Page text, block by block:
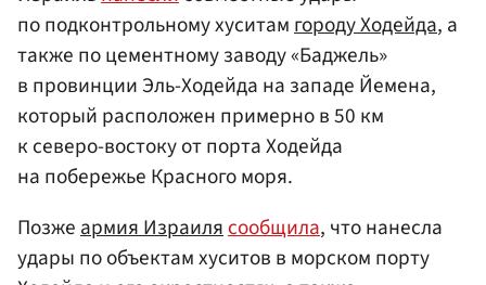
по подконтрольному хуситамгороду Ходейда, а
также по цементному заводу «Баджель»
в провинции Эль-Ходейда на западе Йемена,
который расположен примерно в 50 км
к северо-востоку от порта Ходейда
на побережье Красного моря.
Позжеармия Израилясообщила, что нанесла
удары по объектам хуситов в морском порту